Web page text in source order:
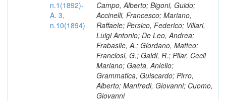
n.1(1892)-
A. 3,
n.10(1894)
Campo, Alberto; Bigoni, Guido;
Accinelli, Francesco; Mariano,
Raffaele; Persico, Federico; Villari,
Luigi Antonio; De Leo, Andrea;
Frabasile, A.; Giordano, Matteo;
Franciosi, G.; Galdi, R.; Pilar, Cecil
Mariano; Gaeta, Aniello;
Grammatica, Guiscardo; Pirro,
Alberto; Manfredi, Giovanni; Cuomo,
Giovanni